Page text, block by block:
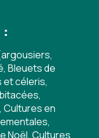
Bleuets de
et céleris,
Cultures en
Noël, Cultures